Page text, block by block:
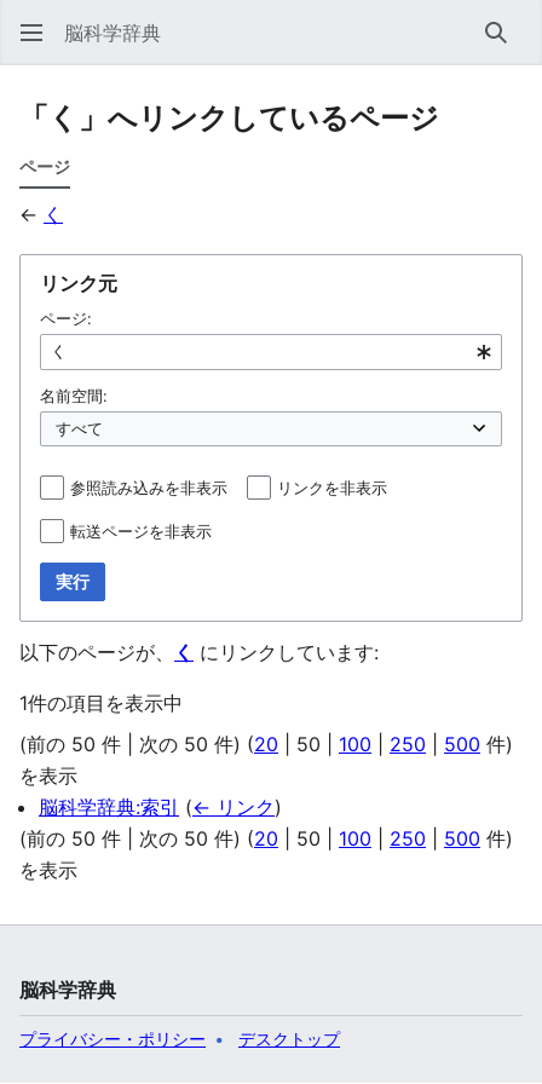
脳科学辞典 検索
「く」へリンクしているページ
ページ
← く
リンク元
ページ:
名前空間:
参照読み込みを非表示 リンクを非表示
転送ページを非表示
実行
以下のページが、 く にリンクしています:
1件の項目を表示中
(前の 50 件 次の 50 件) (20 50 100 250 500 件)
を表示
脳科学辞典:索引 (← リンク)
(前の 50 件 次の 50 件) (20 50 100 250 500 件)
を表示
脳科学辞典
プライバシー・ポリシー デスクトップ